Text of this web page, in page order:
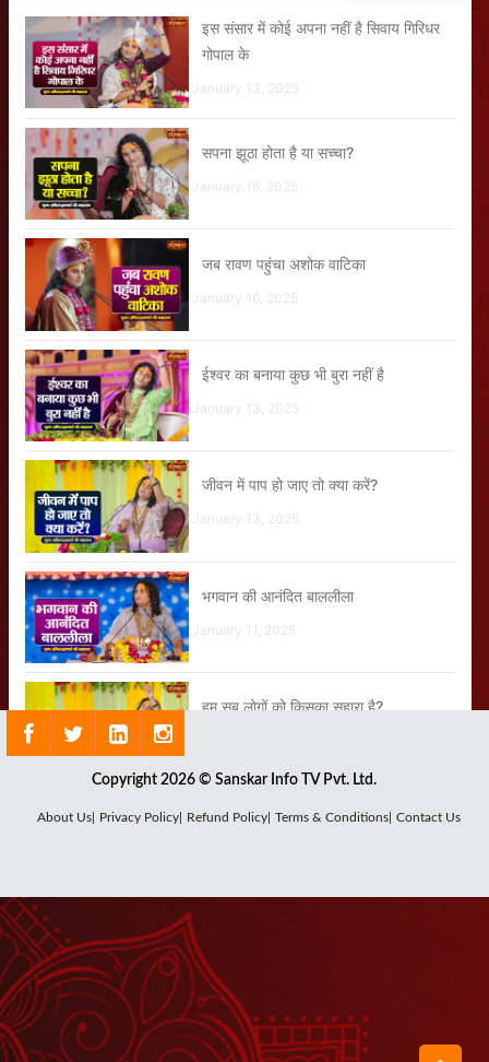
इस संसार में कोई अपना नहीं है सिवाय गिरिधर
गोपाल के
January 13, 2025
सपना झूठा होता है या सच्चा?
January 18, 2025
जब रावण पहुंचा अशोक वाटिका
January 16, 2025
ईश्वर का बनाया कुछ भी बुरा नहीं है
January 13, 2025
जीवन में पाप हो जाए तो क्या करें?
January 13, 2025
भगवान की आनंदित बाललीला
January 11, 2025
हम सब लोगों को किसका सहारा है?
January 13, 2025
शास्त्रों में श्रद्धा हो, उन पर संदेह ना हो
Copyright 2026 © Sanskar Info TV Pvt. Ltd.
About Us| Privacy Policy| Refund Policy| Terms & Conditions| Contact Us